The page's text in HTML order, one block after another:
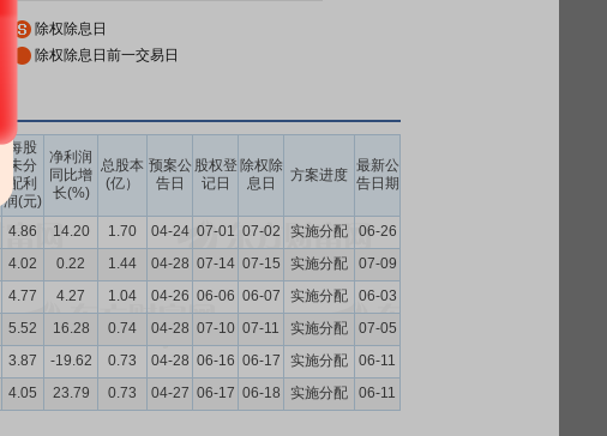
除权除息日
除权除息日前一交易日
每股
未分
配利
润(元)
净利润
同比增
长(%)
总股本
(亿）
预案公
告日
股权登
记日
除权除
息日
方案进度
最新公
告日期
4.86 14.20 1.70 04-24 07-01 07-02 实施分配
06-26
4.02 0.22 1.44 04-28 07-14 07-15 实施分配
07-09
4.77 4.27 1.04 04-26 06-06 06-07 实施分配
06-03
5.52 16.28 0.74 04-28 07-10 07-11 实施分配
07-05
3.87 -19.62 0.73 04-28 06-16 06-17 实施分配
06-11
4.05 23.79 0.73 04-27 06-17 06-18 实施分配 06-11